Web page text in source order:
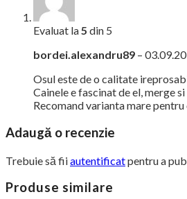
Evaluat la5 din 5
bordei.alexandru89 –
Osul este de o calitate
Cainele e fascinat de el, merge
Recomand varianta mare
Adaugă o recenzie
Trebuie să fiiautentificatpentru a
Produse similare